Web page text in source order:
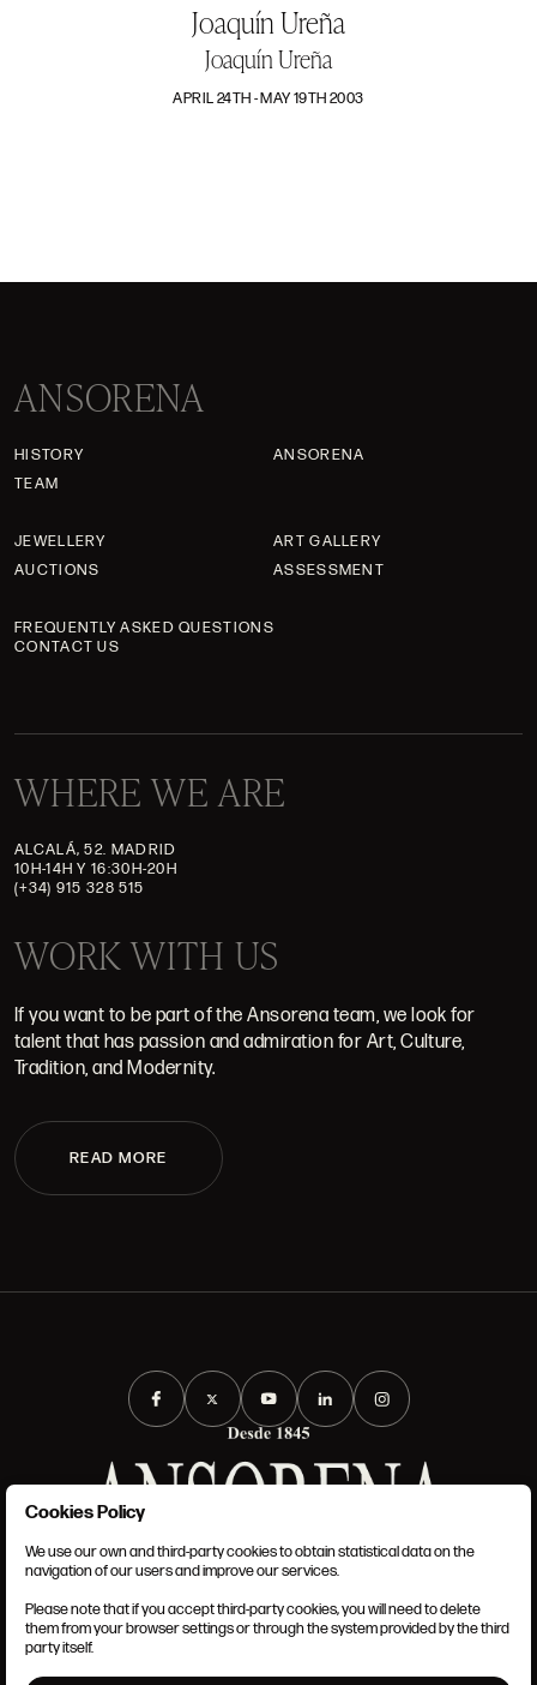
Joaquín Ureña
Joaquín Ureña
APRIL 24TH - MAY 19TH 2003
ANSORENA
HISTORY
ANSORENA
TEAM
JEWELLERY
ART GALLERY
AUCTIONS
ASSESSMENT
FREQUENTLY ASKED QUESTIONS
CONTACT US
WHERE WE ARE
ALCALÁ, 52. MADRID
10H-14H Y 16:30H-20H
(+34) 915 328 515
WORK WITH US
If you want to be part of the Ansorena team, we look for
talent that has passion and admiration for Art, Culture,
Tradition, and Modernity.
READ MORE
TERMS AND CONDITIONS
LEGAL NOTICE
COOKIES POLICY
SET UP
Cookies Policy
We use our own and third-party cookies to obtain statistical data on the
navigation of our users and improve our services.
Please note that if you accept third-party cookies, you will need to delete
them from your browser settings or through the system provided by the third
party itself.